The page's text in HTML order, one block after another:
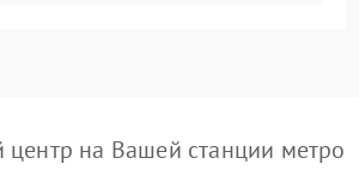
на Вашей станции метро